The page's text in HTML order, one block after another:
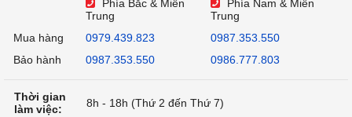
Phía Bắc & Miền
Trung
Phía Nam & Miền
Trung
Mua hàng
0979.439.823
0987.353.550
Bảo hành
0987.353.550 0986.777.803
Thời gian
làm việc:
8h - 18h (Thứ 2 đến Thứ 7)